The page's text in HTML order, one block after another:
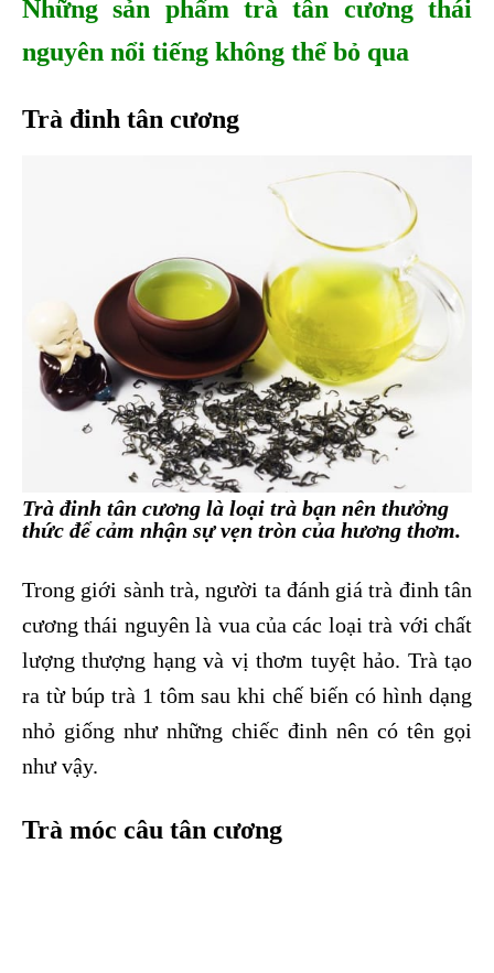
Những sản phẩm trà tân cương thái
nguyên nổi tiếng không thể bỏ qua
Trà đinh tân cương
Trà đinh tân cương là loại trà bạn nên thưởng
thức để cảm nhận sự vẹn tròn của hương thơm.
Trong giới sành trà, người ta đánh giátrà đinh tân
cương thái nguyên là vua của các loại trà với chất
lượng thượng hạng và vị thơm tuyệt hảo. Trà tạo
ra từ búp trà 1 tôm sau khi chế biến có hình dạng
nhỏ giống như những chiếc đinh nên có tên gọi
như vậy.
Trà móc câu tân cương